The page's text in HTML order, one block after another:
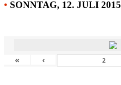
• SONNTAG, 12. JULI 2015
« ‹